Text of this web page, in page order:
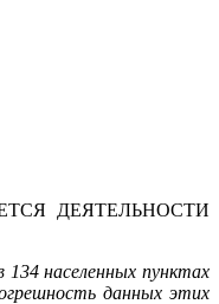
ДЕЯТЕЛЬНОСТИ
134 населенных пунктах
данных этих